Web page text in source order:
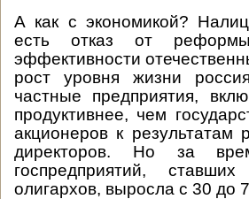
А как с экономикой?
есть отказ от
эффективности
рост уровня жизни
частные предприятия,
продуктивнее, чем
акционеров к результатам
директоров. Но за
госпредприятий,
олигархов, выросла с 30 до